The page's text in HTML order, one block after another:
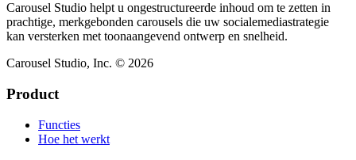
Carousel Studio helpt u ongestructureerde inhoud om te zetten in
prachtige, merkgebonden carousels die uw socialemediastrategie
kan versterken met toonaangevend ontwerp en snelheid.
Carousel Studio, Inc. © 2026
Product
Functies
Hoe het werkt